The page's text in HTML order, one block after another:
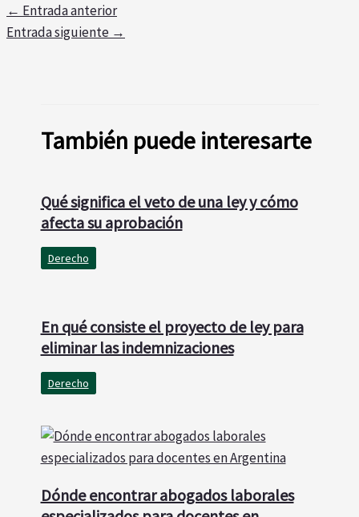
← Entrada anterior
Entrada siguiente →
También puede interesarte
Qué significa el veto de una ley y cómo
afecta su aprobación
Derecho
En qué consiste el proyecto de ley para
eliminar las indemnizaciones
Derecho
Dónde encontrar abogados laborales